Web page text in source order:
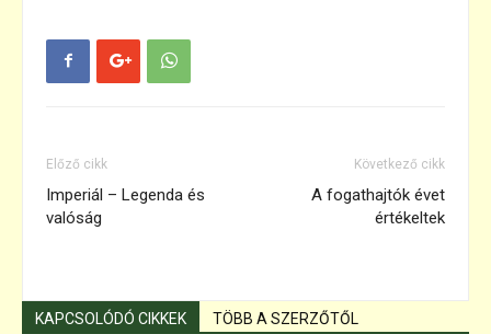
Előző cikk
Imperiál – Legenda és
valóság
Következő cikk
A fogathajtók évet
értékeltek
KAPCSOLÓDÓ CIKKEK TÖBB A SZERZŐTŐL